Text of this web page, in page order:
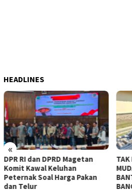
HEADLINES
«
TAK MAU KALAH DENGAN YANG
MUDA, TIGA KAKEK INI TURUT
BANTU SATGAS TMMD
BANGUN JALAN